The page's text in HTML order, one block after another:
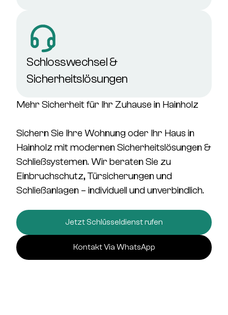
Schlosswechsel &
Sicherheitslösungen
Mehr Sicherheit für Ihr Zuhause in Hainholz
Sichern Sie Ihre Wohnung oder Ihr Haus in
Hainholz mit modernenSicherheitslösungen &
Schließsystemen.Wir beraten Sie zu
Einbruchschutz, Türsicherungen und
Schließanlagen – individuell und unverbindlich.
Jetzt Schlüsseldienst rufen
Kontakt Via WhatsApp